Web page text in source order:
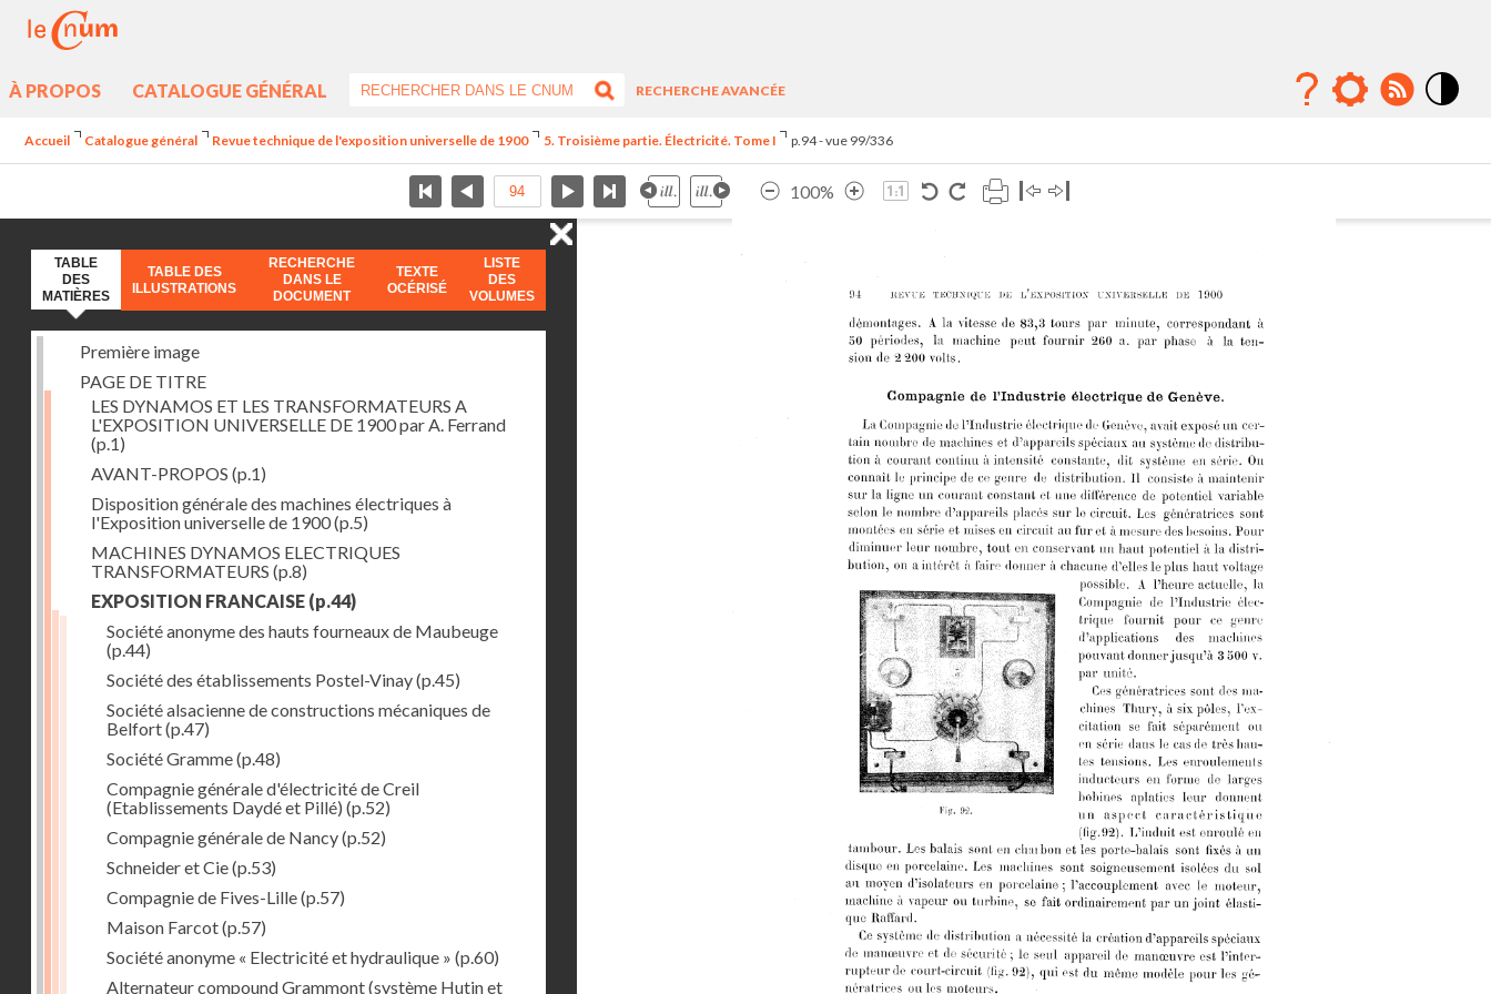
À PROPOS CATALOGUE GÉNÉRAL
RECHERCHE AVANCÉE
Accueil Catalogue général Revue technique de l'exposition universelle de 1900 5. Troisième partie. Électricité. Tome I p.94 - vue 99/336
100%
TABLE
DES
MATIÈRES
TABLE DES
ILLUSTRATIONS
RECHERCHE
DANS LE
DOCUMENT
TEXTE
OCÉRISÉ
LISTE
DES
VOLUMES
Première image
PAGE DE TITRE
LES DYNAMOS ET LES TRANSFORMATEURS A
L'EXPOSITION UNIVERSELLE DE 1900 par A. Ferrand
(p.1)
AVANT-PROPOS (p.1)
Disposition générale des machines électriques à
l'Exposition universelle de 1900(p.5)
MACHINES DYNAMOS ELECTRIQUES
TRANSFORMATEURS (p.8)
EXPOSITION FRANCAISE (p.44)
Société anonyme des hauts fourneaux de Maubeuge
(p.44)
Société des établissements Postel-Vinay(p.45)
Société alsacienne de constructions mécaniques de
Belfort(p.47)
Société Gramme(p.48)
Compagnie générale d'électricité de Creil
(Etablissements Daydé et Pillé) (p.52)
Compagnie générale de Nancy(p.52)
Schneider et Cie(p.53)
Compagnie de Fives-Lille(p.57)
Maison Farcot(p.57)
Société anonyme « Electricité et hydraulique » (p.60)
Alternateur compound Grammont (système Hutin et